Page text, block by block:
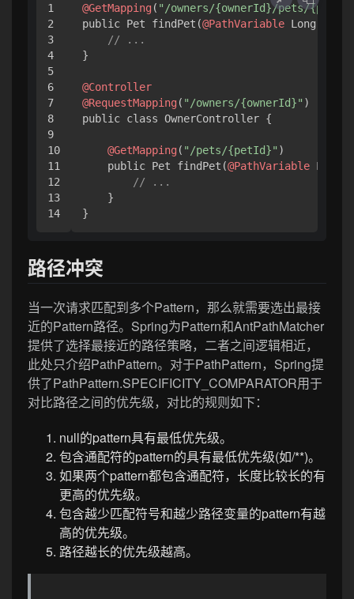
1
2
3
4
5
6
7
8
9
10
11
12
13
@GetMapping( "/owners/{ownerId}/pets/
public Pet findPet(@PathVariable Long
// ...
}
@Controller
@RequestMapping( "/owners/{ownerId}" )
public class OwnerController {
@GetMapping( "/pets/{petId}" )
    public Pet findPet(
@PathVariable Long
// ...
    }
}
路径冲突
当一次请求匹配到多个Pattern，那么就需要选出最接
近的Pattern路径。Spring为Pattern和AntPathMatcher
提供了选择最接近的路径策略，二者之间逻辑相近，
此处只介绍PathPattern。对于PathPattern，Spring提
供了PathPattern.SPECIFICITY_COMPARATOR用于
对比路径之间的优先级，对比的规则如下：
null的pattern具有最低优先级。
包含通配符的pattern的具有最低优先级(如/**)。
如果两个pattern都包含通配符，长度比较长的有
更高的优先级。
包含越少匹配符号和越少路径变量的pattern有越
高的优先级。
路径越长的优先级越高。